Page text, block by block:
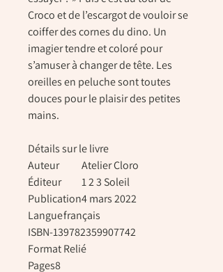
Croco et de l’escargot de vouloir se
coiffer des cornes du dino. Un
imagier tendre et coloré pour
s’amuser à changer de tête. Les
oreilles en peluche sont toutes
douces pour le plaisir des petites
mains.
Détails sur le livre
Auteur
Atelier Cloro
Éditeur
1 2 3 Soleil
Publication4 mars 2022
Languefrançais
ISBN-139782359907742
FormatRelié
Pages8